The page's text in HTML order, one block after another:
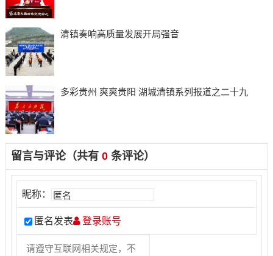
清镇奏响高质量发展开局强音
多彩贵州 爽爽贵阳 湖城清镇系列报道之二十九
留言与评论（共有 0条评论）
昵称：
匿名发表 登录账号